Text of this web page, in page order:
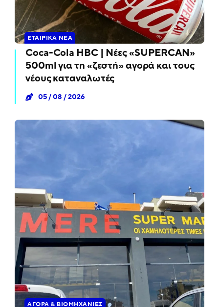
ΕΤΑΙΡΙΚΆ ΝΈΑ
Coca-Cola HBC | Νέες «SUPERCAN»
500ml για τη «ζεστή» αγορά και τους
νέους καταναλωτές
05 / 08 / 2026
ΑΓΟΡΆ & ΒΙΟΜΗΧΑΝΊΕΣ